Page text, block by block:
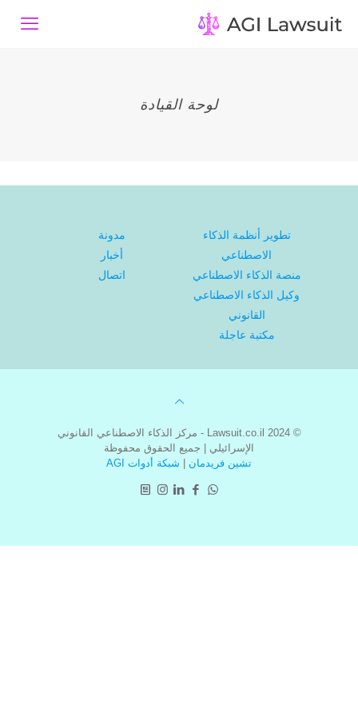
لوحة القيادة
تطوير أنظمة الذكاء
الاصطناعي
منصة الذكاء الاصطناعي
وكيل الذكاء الاصطناعي
القانوني
مكتبة عاجلة
مدونة
أخبار
اتصال
© 2024 Lawsuit.co.il - مركز الذكاء الاصطناعي القانوني
الإسرائيلي | جميع الحقوق محفوظة
تشين فريدمان
شبكة أدوات AGI